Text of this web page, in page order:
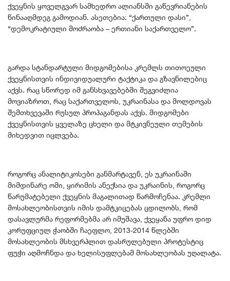
ქვეყნის ყოველგვარ სამხედრო ალიანსში გაწევრიანების
წინააღმდეგ გამოდიან. ასეთებია: “ქართული დასი”,
“დემოკრატიული მოძრაობა – ერთიანი საქართველო”.
გარდა სტანდარტული მიდგომებისა კრემლს თითოეული
ქვეყნისთვის ინდივიდუალური ტაქტიკა და გზავნილებიც
აქვს. რაც სწორედ იმ განსხვავებებში შეგვიძლია
მოვიაზროთ, რაც საქართველოს, უკრაინასა და მოლდოვას
შემთხვევაში რუსულ პროპაგანდას აქვს. მიდგომები
ქვეყნისთვის ყველაზე ცხელი და მტკივნეული თემების
მიხედვით იცლვება.
როგორც ანალიტიკოსები განმარტავენ, ეს უკრაინაში
მიმდინარე ომი, ყირიმის ანექსია და უკრაინის, როგორც
წარუმატებელი ქვეყნის მაგალითად წარმოჩენაა. კრემლი
მოსახლეობისთვის იმის დამტკიცებას ცდილობს, რომ
დასავლურმა რეფორმებმა არ იმუშავა, ქვეყანა უფრო დიდ
კორუფციულ ჭაობში ჩაეფლო, 2013-2014 წლებში
მოსახლეობის მსხვერპლით დასრულებული პროტესტიც
ფუჭი აღმოჩნდა და ხელისუფლებამ მოსახლეობას უღალატა.